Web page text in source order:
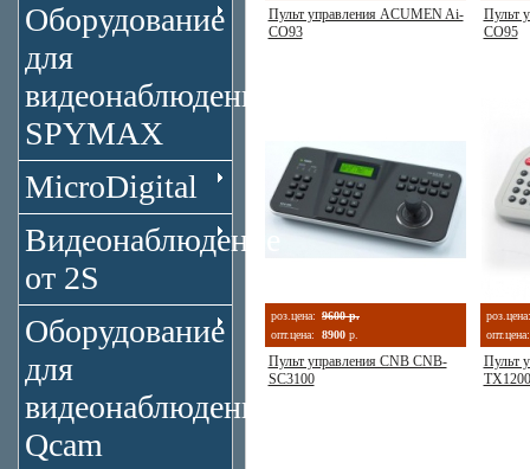
Оборудование
для
видеонаблюдения
SPYMAX
MicroDigital
Видеонаблюдение
от 2S
Оборудование
для
видеонаблюдения
Qcam
Пульт управления ACUMEN Ai-
CO93
Пульт
CO95
роз.цена: 9600 р.
опт.цена:
8900 р.
Пульт управления CNB CNB-
SC3100
роз.цена:
опт.цена:
Пульт
TX1200